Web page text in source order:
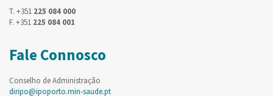
T. +351 225 084 000
F. +351 225 084 001
Fale Connosco
Conselho de Administração
diripo@ipoporto.min-saude.pt